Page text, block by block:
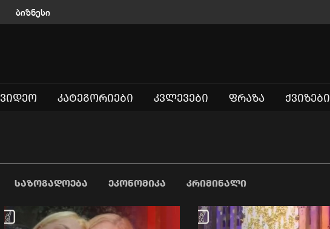
ბიზნესი
ᲕᲘᲓᲔᲝ ᲙᲐᲢᲔᲒᲝᲠᲘᲔᲑᲘ ᲙᲕᲚᲔᲕᲔᲑᲘ ᲤᲠᲐᲖᲐ ᲥᲕᲘᲖᲔᲑᲘ
ᲡᲐᲖᲝᲒᲐᲓᲝᲔᲑᲐ ᲔᲙᲝᲜᲝᲛᲘᲙᲐ ᲙᲠᲘᲛᲘᲜᲐᲚᲘ